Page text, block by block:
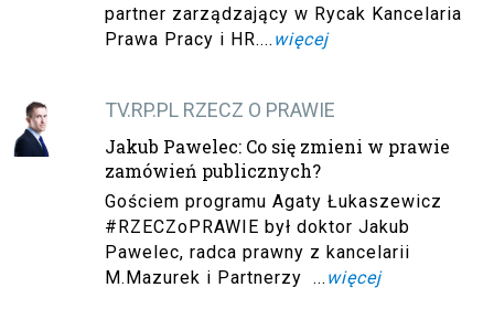
partner zarządzający w Rycak Kancelaria
Prawa Pracy i HR .... więcej
TV.RP.PL RZECZ O PRAWIE
Jakub Pawelec: Co się zmieni w prawie
zamówień publicznych?
Gościem programu Agaty Łukaszewicz
#RZECZoPRAWIE był doktor Jakub
Pawelec, radca prawny z kancelarii
M.Mazurek i Partnerzy ... więcej